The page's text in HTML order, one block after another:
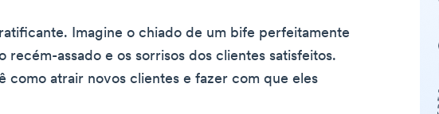
Imagine o chiado de um bife perfeitamente
recém-assado e os sorrisos dos clientes satisfeitos.
como atrair novos clientes e fazer com que eles